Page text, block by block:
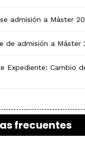
admisión a Máster
de admisión a Máster
Expediente: Cambio
frecuentes